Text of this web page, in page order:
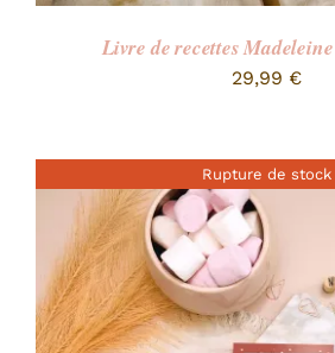
Livre de recettes
29,99 €
Rupture de stock